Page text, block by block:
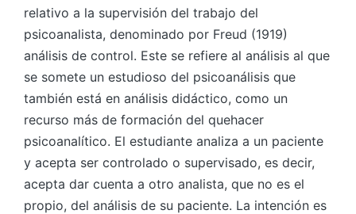
relativo a la supervisión del trabajo del
psicoanalista, denominado por Freud (1919)
análisis de control. Este se refiere al análisis al que
se somete un estudioso del psicoanálisis que
también está en análisis didáctico, como un
recurso más de formación del quehacer
psicoanalítico. El estudiante analiza a un paciente
y acepta ser controlado o supervisado, es decir,
acepta dar cuenta a otro analista, que no es el
propio, del análisis de su paciente. La intención es